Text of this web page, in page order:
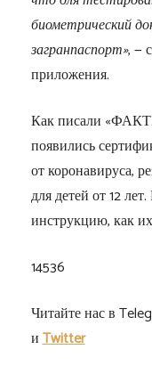
биометрический
загранпаспорт», —
приложения.
Как писали
появились
от коронавируса,
для детей от 12
инструкцию, как
14536
Читайте нас в
иTwitter